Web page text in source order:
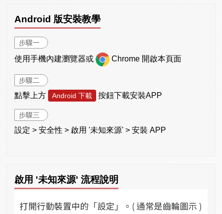
Android 版安裝教學
步驟一
使用手機內建瀏覽器或 Chrome 開啟本頁面
步驟二
點擊上方 Android 下載 按鈕下載安裝APP
步驟三
設定 > 安全性 > 啟用 '未知來源' > 安裝 APP
啟用 '未知來源' 流程說明